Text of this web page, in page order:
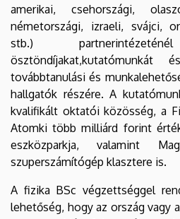
amerikai, csehországi,
németországi, izraeli, svájci,
stb.)
továbbtanulási és
hallgatók részére. A
kvalifikált oktatói közösség, a
Atomki több milliárd forint
eszközparkja, valamint
szuperszámítógép klasztere is.
A fizika BSc végzettséggel
lehetőség, hogy az ország vagy